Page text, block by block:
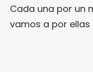
Cada una por un
vamos a por ellas